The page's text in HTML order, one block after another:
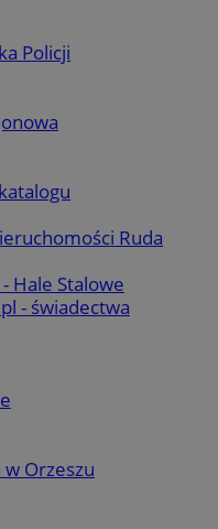
Policji
Ruda
Hale Stalowe
- świadectwa
w Orzeszu